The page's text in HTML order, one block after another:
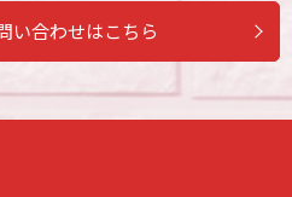
い合わせはこちら